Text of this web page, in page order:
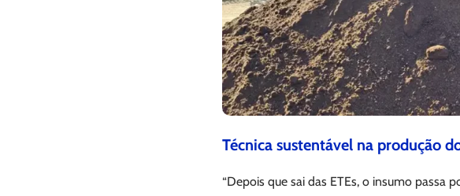
Técnica sustentável na produção
“Depois que sai das ETEs, o insumo passa